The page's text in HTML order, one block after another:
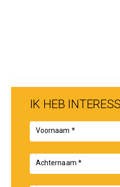
IK HEB
Voornaam *
Achternaam *